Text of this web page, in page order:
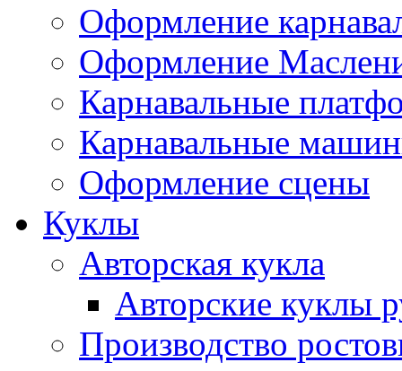
Оформление
Оформление
Карнавальные
Карнавальные
Оформление сцены
Куклы
Авторская кукла
Авторские куклы
Производство